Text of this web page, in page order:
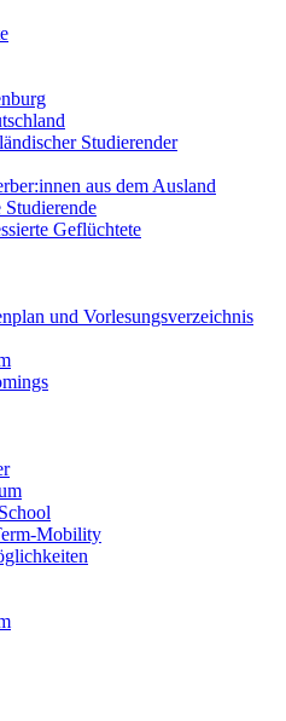
Studierender
aus dem Ausland
Studierende
Geflüchtete
und Vorlesungsverzeichnis
Mobility